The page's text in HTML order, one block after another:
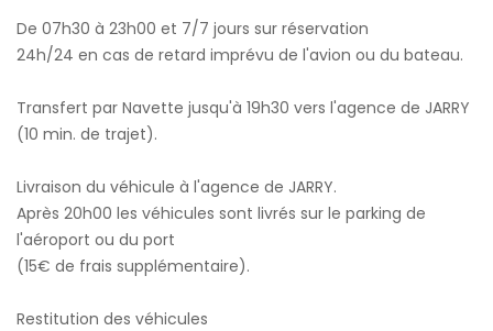
De 07h30 à 23h00 et 7/7 jours sur réservation
24h/24 en cas de retard imprévu de l'avion ou du bateau.
Transfert par Navette jusqu'à 19h30 vers l'agence de JARRY
(10 min. de trajet).
Livraison du véhicule à l'agence de JARRY.
Après 20h00 les véhicules sont livrés sur le parking de
l'aéroport ou du port
(15€ de frais supplémentaire).
Restitution des véhicules